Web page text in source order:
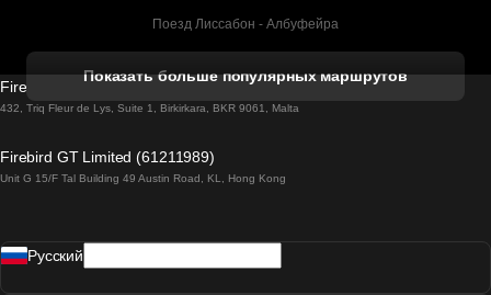
Поезд Лиссабон - Албуфейра
Поезд Лиссабон - Лагос
Поезд Лиссабон - Мадрид
Показать больше популярных маршрутов
Firebird GT Limited (OC 1451)
432, Triq Fleur de Lys, Suite 1, Birkirkara, BKR 9061, Malta
Firebird GT Limited (61211989)
Unit G 15/F Tal Building 49 Austin Road, KL, Hong Kong
Pусский